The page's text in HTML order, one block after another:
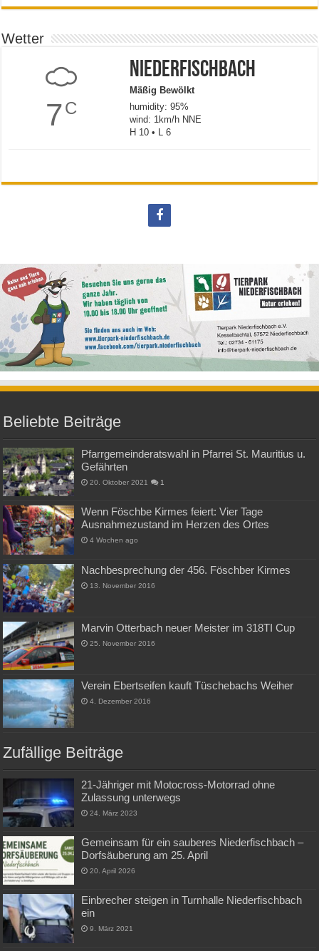
Wetter
7C
Niederfischbach
Mäßig Bewölkt
humidity: 95%
wind: 1km/h NNE
H 10 • L 6
Beliebte Beiträge
Pfarrgemeinderatswahl in Pfarrei St. Mauritius u.
Gefährten
20. Oktober 2021 1
Wenn Föschbe Kirmes feiert: Vier Tage
Ausnahmezustand im Herzen des Ortes
4 Wochen ago
Nachbesprechung der 456. Föschber Kirmes
13. November 2016
Marvin Otterbach neuer Meister im 318TI Cup
25. November 2016
Verein Ebertseifen kauft Tüschebachs Weiher
4. Dezember 2016
Zufällige Beiträge
21-Jähriger mit Motocross-Motorrad ohne
Zulassung unterwegs
24. März 2023
Gemeinsam für ein sauberes Niederfischbach –
Dorfsäuberung am 25. April
20. April 2026
Einbrecher steigen in Turnhalle Niederfischbach
ein
9. März 2021